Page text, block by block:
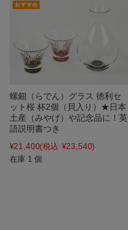
螺鈿（らでん）グラス 徳利セ
ット桜 杯2個（貝入り）★日本
土産（みやげ）や記念品に！英
語説明書つき
¥21,400(税込 ¥23,540)
在庫 1 個